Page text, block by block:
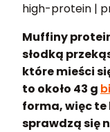
high-protein |
Muffiny
słodką
które mieści
to około 43 g
forma, więc te
sprawdzą się